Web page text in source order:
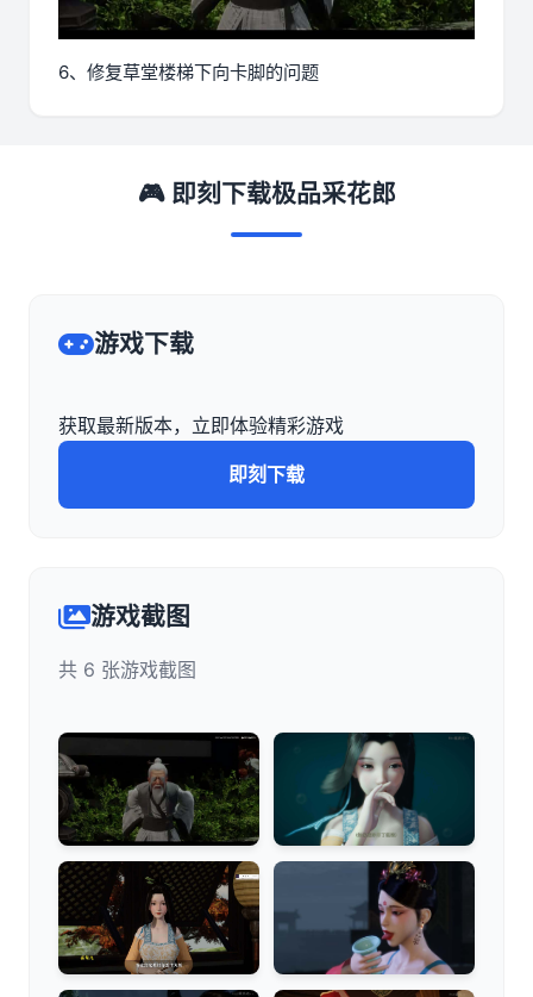
6、修复草堂楼梯下向卡脚的问题
🎮 即刻下载极品采花郎
游戏下载
获取最新版本，立即体验精彩游戏
即刻下载
游戏截图
共 6 张游戏截图